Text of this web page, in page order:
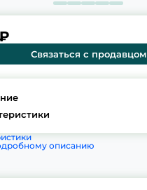
Связаться с продавцом
описанию